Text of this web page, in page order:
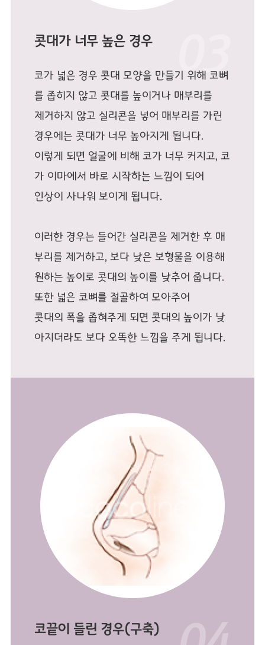
콧대가 너무 높은 경우
코가 넓은 경우 콧대 모양을 만들기 위해 코뼈
를 좁히지 않고 콧대를 높이거나 매부리를
제거하지 않고 실리콘을 넣어 매부리를 가린
경우에는 콧대가 너무 높아지게 됩니다.
이렇게 되면 얼굴에 비해 코가 너무 커지고, 코
가 이마에서 바로 시작하는 느낌이 되어
인상이 사나워 보이게 됩니다.
이러한 경우는 들어간 실리콘을 제거한 후 매
부리를 제거하고, 보다 낮은 보형물을 이용해
원하는 높이로 콧대의 높이를 낮추어 줍니다.
또한 넓은 코뼈를 절골하여 모아주어
콧대의 폭을 좁혀주게 되면 콧대의 높이가 낮
아지더라도 보다 오똑한 느낌을 주게 됩니다.
코끝이 들린 경우(구축)